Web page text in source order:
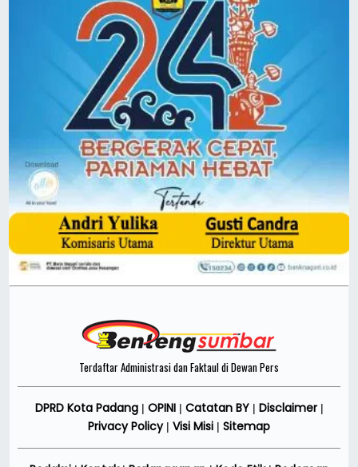
Terdaftar Administrasi dan Faktaul di Dewan Pers
DPRD Kota Padang| OPINI| Catatan BY| Disclaimer|
Privacy Policy| Visi Misi | Sitemap